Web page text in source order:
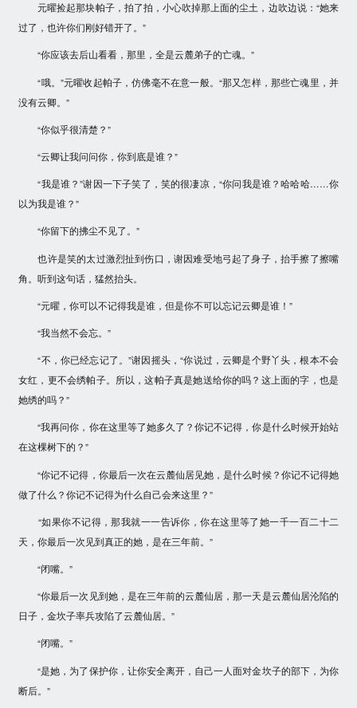
元曜捡起那块帕子，拍了拍，小心吹掉那上面的尘土，边吹边说：“她来
过了，也许你们刚好错开了。”
“你应该去后山看看，那里，全是云麓弟子的亡魂。”
“哦。”元曜收起帕子，仿佛毫不在意一般。“那又怎样，那些亡魂里，并
没有云卿。”
“你似乎很清楚？”
“云卿让我问问你，你到底是谁？”
“我是谁？”谢因一下子笑了，笑的很凄凉，“你问我是谁？哈哈哈……你
以为我是谁？”
“你留下的拂尘不见了。”
也许是笑的太过激烈扯到伤口，谢因难受地弓起了身子，抬手擦了擦嘴
角。听到这句话，猛然抬头。
“元曜，你可以不记得我是谁，但是你不可以忘记云卿是谁！”
“我当然不会忘。”
“不，你已经忘记了。”谢因摇头，“你说过，云卿是个野丫头，根本不会
女红，更不会绣帕子。所以，这帕子真是她送给你的吗？这上面的字，也是
她绣的吗？”
“我再问你，你在这里等了她多久了？你记不记得，你是什么时候开始站
在这棵树下的？”
“你记不记得，你最后一次在云麓仙居见她，是什么时候？你记不记得她
做了什么？你记不记得为什么自己会来这里？”
“如果你不记得，那我就一一告诉你，你在这里等了她一千一百二十二
天，你最后一次见到真正的她，是在三年前。”
“闭嘴。”
“你最后一次见到她，是在三年前的云麓仙居，那一天是云麓仙居沦陷的
日子，金坎子率兵攻陷了云麓仙居。”
“闭嘴。”
“是她，为了保护你，让你安全离开，自己一人面对金坎子的部下，为你
断后。”